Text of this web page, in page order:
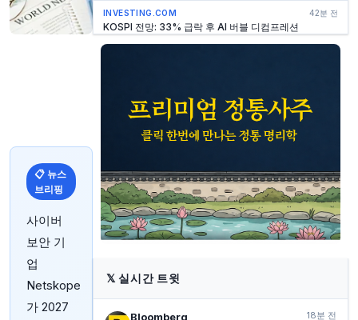
📋 뉴스
브리핑
사이버
보안 기
업
Netskope
가 2027
INVESTING.COM 42분 전
KOSPI 전망: 33% 급락 후 AI 버블 디컴프레션
INVESTING.COM 58분 전
알리바바 주가, 오늘 하락 이유는?
INVESTING.COM
19.5% 급등
INVESTING.COM 1시간 전
필리핀 2분기 경제 성장률 2.3% 기록, 예상치 하회
INVESTING.COM 1시간 전
INVESTING.COM
Kneat.com, Thoma Bravo 인수 법원 승인 획득
INVESTING.COM 1시간 전
𝕏 실시간 트윗
Bloomberg 18분 전